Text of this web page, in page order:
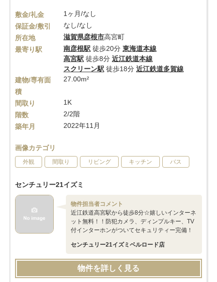
敷金/礼金
1ヶ月/なし
保証金/敷引
なし/なし
所在地
滋賀県彦根市高宮町
最寄り駅
南彦根駅 徒歩20分 東海道本線
高宮駅 徒歩8分 近江鉄道本線
スクリーン駅 徒歩18分 近江鉄道多賀線
建物/専有面
積
27.00m²
間取り
1K
階数
2/2階
築年月
2022年11月
画像カテゴリ
外観 間取り リビング キッチン バス
センチュリー21イズミ
物件担当者コメント
近江鉄道高宮駅から徒歩8分☆嬉しいインターネ
ット無料！！防犯カメラ、ディンプルキー、TV
付インターホンがついてセキュリティー完備！
センチュリー21イズミベルロード店
物件を詳しく見る